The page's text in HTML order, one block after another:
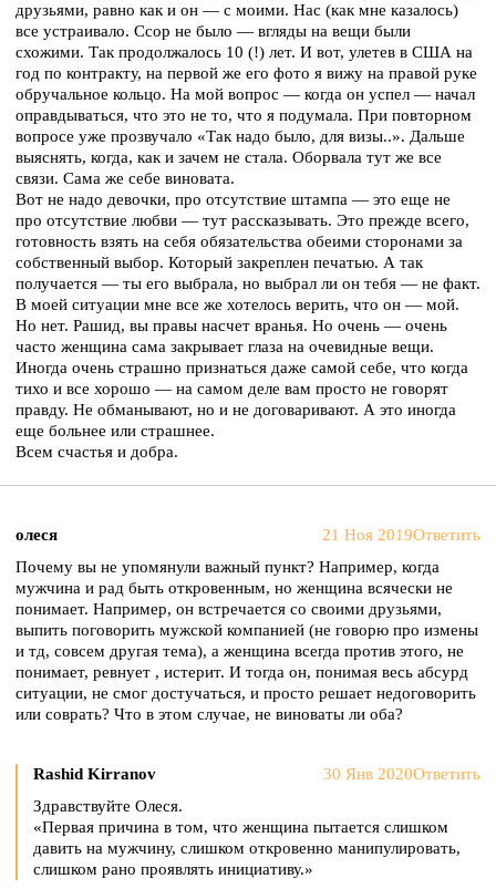
друзьями, равно как и он — с моими. Нас (как мне казалось)
все устраивало. Ссор не было — вгляды на вещи были
схожими. Так продолжалось 10 (!) лет. И вот, улетев в США на
год по контракту, на первой же его фото я вижу на правой руке
обручальное кольцо. На мой вопрос — когда он успел — начал
оправдываться, что это не то, что я подумала. При повторном
вопросе уже прозвучало «Так надо было, для визы..». Дальше
выяснять, когда, как и зачем не стала. Оборвала тут же все
связи. Сама же себе виновата.
Вот не надо девочки, про отсутствие штампа — это еще не
про отсутствие любви — тут рассказывать. Это прежде всего,
готовность взять на себя обязательства обеими сторонами за
собственный выбор. Который закреплен печатью. А так
получается — ты его выбрала, но выбрал ли он тебя — не факт.
В моей ситуации мне все же хотелось верить, что он — мой.
Но нет. Рашид, вы правы насчет вранья. Но очень — очень
часто женщина сама закрывает глаза на очевидные вещи.
Иногда очень страшно признаться даже самой себе, что когда
тихо и все хорошо — на самом деле вам просто не говорят
правду. Не обманывают, но и не договаривают. А это иногда
еще больнее или страшнее.
Всем счастья и добра.
олеся 21 Ноя 2019Ответить
Почему вы не упомянули важный пункт? Например, когда
мужчина и рад быть откровенным, но женщина всячески не
понимает. Например, он встречается со своими друзьями,
выпить поговорить мужской компанией (не говорю про измены
и тд, совсем другая тема), а женщина всегда против этого, не
понимает, ревнует , истерит. И тогда он, понимая весь абсурд
ситуации, не смог достучаться, и просто решает недоговорить
или соврать? Что в этом случае, не виноваты ли оба?
Rashid Kirranov 30 Янв 2020Ответить
Здравствуйте Олеся.
«Первая причина в том, что женщина пытается слишком
давить на мужчину, слишком откровенно манипулировать,
слишком рано проявлять инициативу.»